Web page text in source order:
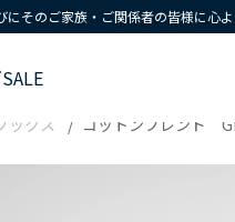
そのご家族・ご関係者の皆様に心
SALE
ックス コットンブレンド